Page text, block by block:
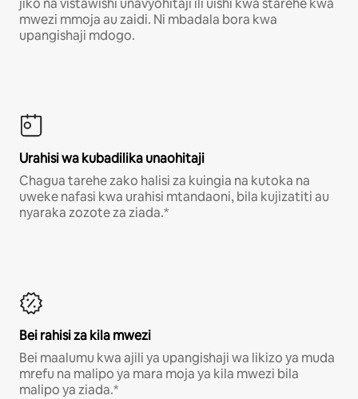
mwezi mmoja au zaidi. Ni mbadala bora kwa
upangishaji mdogo.
Urahisi wa kubadilika unaohitaji
Chagua tarehe zako halisi za kuingia na kutoka na
uweke nafasi kwa urahisi mtandaoni, bila kujizatiti au
nyaraka zozote za ziada.*
Bei rahisi za kila mwezi
Bei maalumu kwa ajili ya upangishaji wa likizo ya muda
mrefu na malipo ya mara moja ya kila mwezi bila
malipo ya ziada.*